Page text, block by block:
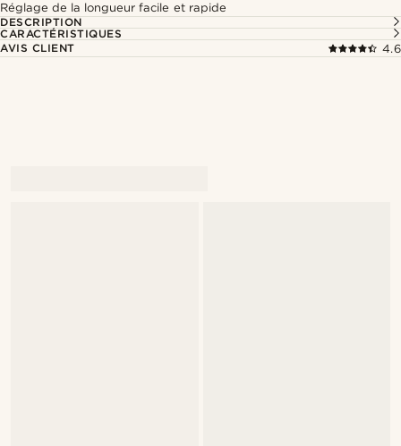
Réglage de la longueur facile et rapide
DESCRIPTION
CARACTÉRISTIQUES
AVIS CLIENT
4.6